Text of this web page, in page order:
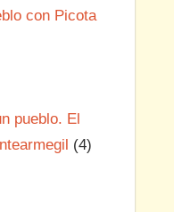
con Picota
pueblo. El
(4)